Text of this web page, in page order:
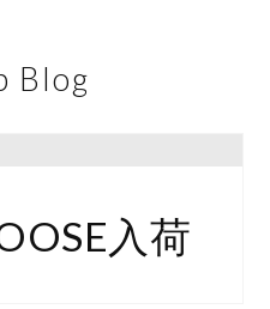
Blog
入荷